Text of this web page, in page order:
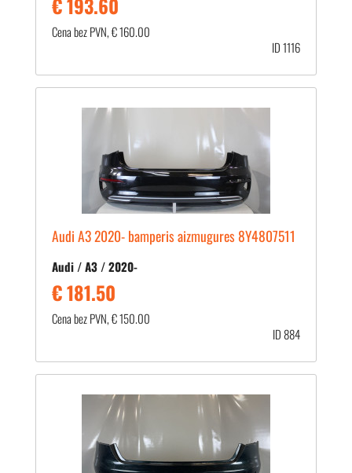
€ 193.60
Cena bez PVN, € 160.00
ID 1116
Audi A3 2020- bamperis aizmugures 8Y4807511
Audi / A3 / 2020-
€ 181.50
Cena bez PVN, € 150.00
ID 884